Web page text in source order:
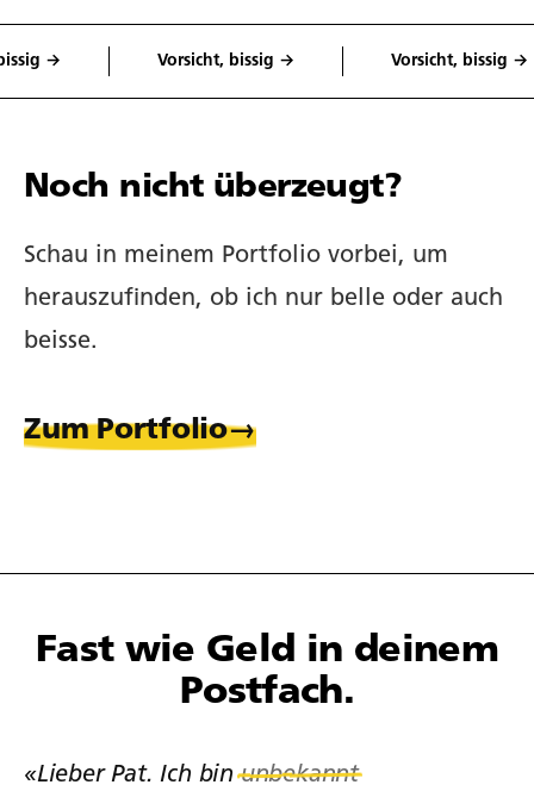
→ Vorsicht, bissig → Vorsicht, bissig →
Noch nicht überzeugt?
Schau in meinem Portfolio vorbei, um
herauszufinden, ob ich nur belle oder auch
beisse.
Zum Portfolio
Fast wie Geld in deinem
Postfach.
«Lieber Pat. Ich binunbekannt